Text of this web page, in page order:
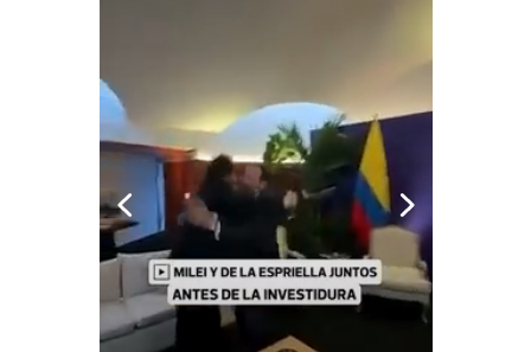
gestion.pe
Condiciones